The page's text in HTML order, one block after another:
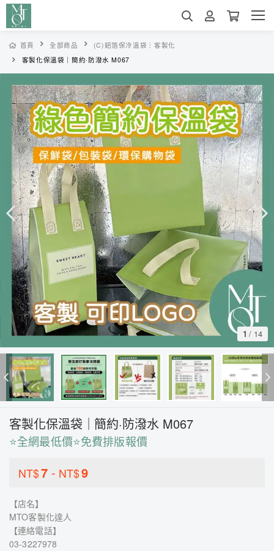
首頁 全部商品
(C)鋁箔保冷溫袋︙客製化
客製化保溫袋｜簡約·防潑水 M067
1 / 14
客製化保溫袋｜簡約·防潑水 M067
⭐全網最低價⭐免費排版報價
NT$7 - NT$9
【店名】
MTO客製化達人
【連絡電話】
03-3227978